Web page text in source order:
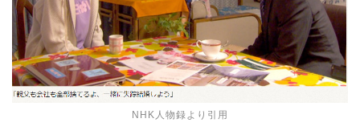
NHK人物録より引用